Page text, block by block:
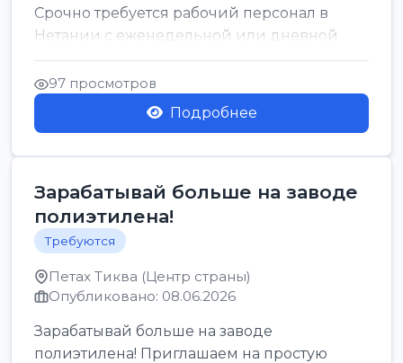
Срочно требуется рабочий персонал в
Нетании с еженедельной или дневной
оплатой<br />
Свежие вакансии в Нетании дл...
97 просмотров
Подробнее
Зарабатывай больше на заводе
полиэтилена!
Требуются
Петах Тиква (Центр страны)
Опубликовано: 08.06.2026
Зарабатывай больше на заводе
полиэтилена! Приглашаем на простую